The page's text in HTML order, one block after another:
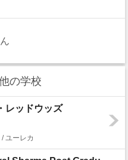
の学校
レッドウッズ
ユーレカ